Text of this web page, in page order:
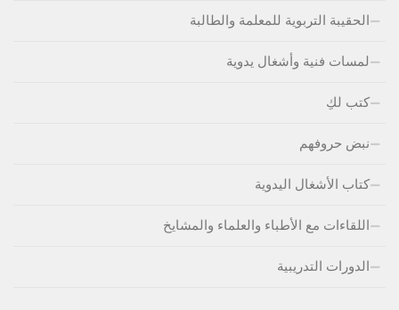
الحقيبة التربوية للمعلمة والطالبة
لمسات فنية وأشغال يدوية
كتب لكِ
نبض حروفهم
كتاب الأشغال اليدوية
اللقاءات مع الأطباء والعلماء والمشايخ
الدورات التدريبية